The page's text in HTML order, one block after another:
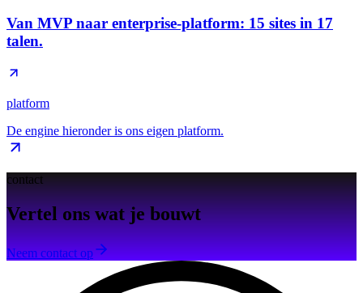
Van MVP naar enterprise-platform: 15 sites in 17
talen.
platform
De engine hieronder is ons eigen platform.
contact
Vertel ons wat je bouwt
Neem contact op